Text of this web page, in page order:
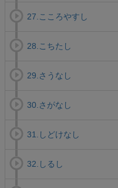
27.こころやすし
28.こちたし
29.さうなし
30.さがなし
31.しどけなし
32.しるし